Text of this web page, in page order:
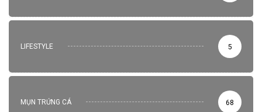
LIFESTYLE 5
MỤN TRỨNG CÁ 68